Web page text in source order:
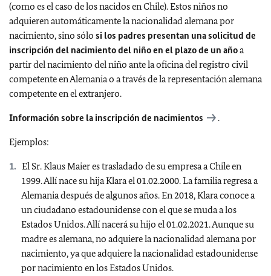
(como es el caso de los nacidos en Chile). Estos niños no
adquieren automáticamente la nacionalidad alemana por
nacimiento, sino sólo si los padres presentan una solicitud de
inscripción del nacimiento del niño en el plazo de un añoa
partir del nacimiento del niño ante la oficina del registro civil
competente en Alemania o a través de la representación alemana
competente en el extranjero.
Información sobre la inscripción de nacimientos .
Ejemplos:
El Sr. Klaus Maier es trasladado de su empresa a Chile en
1999. Allí nace su hija Klara el 01.02.2000. La familia regresa a
Alemania después de algunos años. En 2018, Klara conoce a
un ciudadano estadounidense con el que se muda a los
Estados Unidos. Allí nacerá su hijo el 01.02.2021. Aunque su
madre es alemana, no adquiere la nacionalidad alemana por
nacimiento, ya que adquiere la nacionalidad estadounidense
por nacimiento en los Estados Unidos.